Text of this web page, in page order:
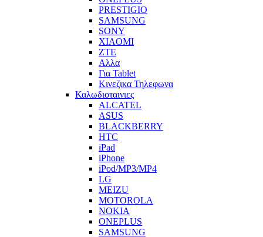
PRESTIGIO
SAMSUNG
SONY
XIAOMI
ZTE
Αλλα
Για Tablet
Κινεζικα Τηλεφωνα
Καλωδιοταινιες
ALCATEL
ASUS
BLACKBERRY
HTC
iPad
iPhone
iPod/MP3/MP4
LG
MEIZU
MOTOROLA
NOKIA
ONEPLUS
SAMSUNG